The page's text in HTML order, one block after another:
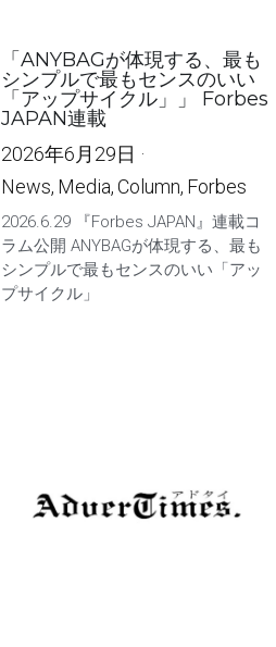
「ANYBAGが体現する、最も
シンプルで最もセンスのいい
「アップサイクル」」 Forbes
JAPAN連載
2026年6月29日 ·
News, Media, Column, Forbes
2026.6.29 『Forbes JAPAN』連載コ
ラム公開 ANYBAGが体現する、最も
シンプルで最もセンスのいい「アッ
プサイクル」